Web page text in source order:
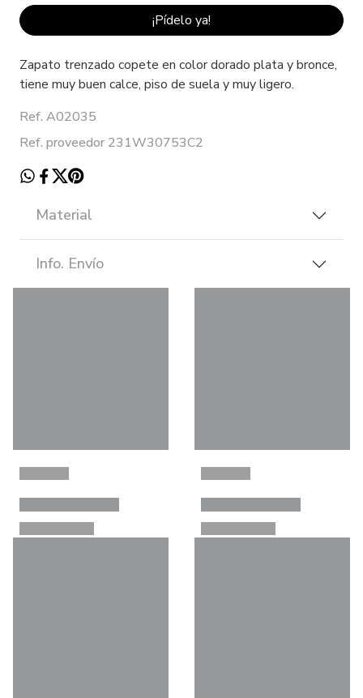
¡Pídelo ya!
Zapato trenzado copete en color dorado plata y bronce,
tiene muy buen calce, piso de suela y muy ligero.
Ref. A02035
Ref. proveedor 231W30753C2
Material
Info. Envío